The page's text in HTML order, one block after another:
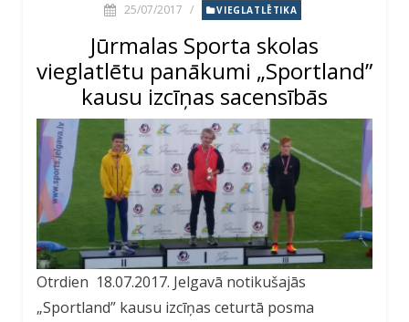
25/07/2017 / VIEGLATLĒTIKA
Jūrmalas Sporta skolas
vieglatlētu panākumi „Sportland”
kausu izcīņas sacensībās
Otrdien 18.07.2017. Jelgavā notikušajās
„Sportland” kausu izcīņas ceturtā posma